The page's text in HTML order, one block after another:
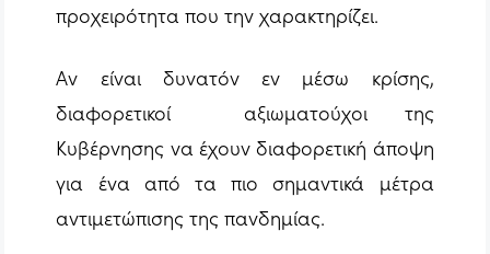
προχειρότητα που την χαρακτηρίζει.
Αν είναι δυνατόν εν μέσω κρίσης,
διαφορετικοί αξιωματούχοι της
Κυβέρνησης να έχουν διαφορετική άποψη
για ένα από τα πιο σημαντικά μέτρα
αντιμετώπισης της πανδημίας.